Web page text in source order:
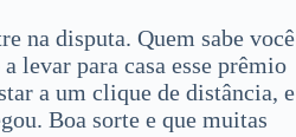
na disputa. Quem sabe você
levar para casa esse prêmio
a um clique de distância, e
Boa sorte e que muitas